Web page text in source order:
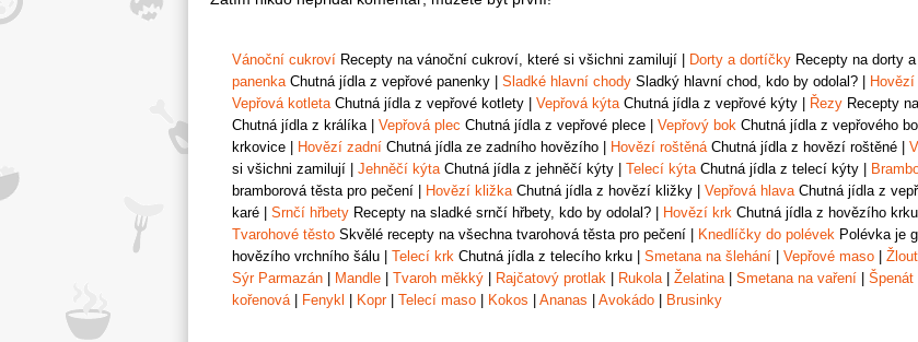
Vánoční cukroví Recepty na vánoční cukroví, které si všichni zamilují Dorty a dortíčky Recepty na dorty
panenkaChutná jídla z vepřové panenky Sladké hlavní chody Sladký hlavní chod, kdo by odolal?
Vepřová kotletaChutná jídla z vepřové kotlety Vepřová kýtaChutná jídla z vepřové kýty Řezy Recepty
Chutná jídla z králíka| Vepřová plec Chutná jídla z vepřové plece Vepřový bok Chutná jídla z vepřového
krkovice
Hovězí zadní Chutná jídla ze zadního hovězího Hovězí roštěnáChutná jídla z hovězí roštěné
si všichni zamilují
Jehněčí kýtaChutná jídla z jehněčí kýty Telecí kýtaChutná jídla z telecí kýty
bramborová těsta pro pečení
Hovězí kližkaChutná jídla z hovězí kližky Vepřová hlavaChutná jídla z
karé
Srnčí hřbety Recepty na sladké srnčí hřbety, kdo by odolal? Hovězí krk Chutná jídla z hovězího krku
Tvarohové těsto Skvělé recepty na všechna tvarohová těsta pro pečení Knedlíčky do polévek Polévka je
hovězího vrchního šálu
Telecí krk Chutná jídla z telecího krku Smetana na šlehání Vepřové maso
Sýr Parmazán
Mandle Tvaroh měkký Rajčatový protlak Rukola| Želatina| Smetana na vaření Špenát
kořenová| Fenykl Kopr| Telecí maso Kokos Ananas Avokádo Brusinky